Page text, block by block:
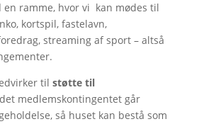
en ramme, hvor vi kan mødes til
kortspil, fastelavn,
streaming af sport – altså
til støtte til
medlemskontingentet går
så huset kan bestå som